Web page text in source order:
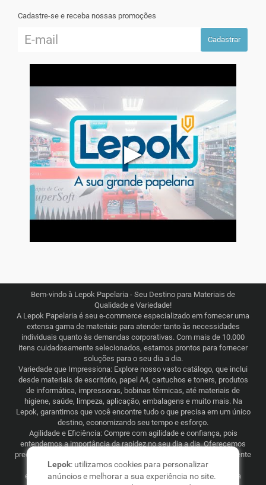
Cadastre-se e receba nossas promoções
Cadastrar
▶
Bem-vindo à Lepok Papelaria - Seu Destino para Materiais de
Qualidade e Variedade!
A Lepok Papelaria é seu e-commerce especializado em fornecer uma
extensa gama de materiais para atender tanto às necessidades
individuais quanto às demandas corporativas. Com mais de 10.000
itens cuidadosamente selecionados, estamos prontos para fornecer
soluções para o seu dia a dia.
Variedade que Impressiona: Explore nosso vasto catálogo, que inclui
desde materiais de escritório, papel A4, cartuchos e toners, produtos
de informática, impressoras, bobinas térmicas, até materiais de
higiene, saúde, limpeza, aplicação, embalagens e muito mais. Na
Lepok, garantimos que você encontre tudo o que precisa em um único
destino, economizando seu tempo e esforço.
Agilidade e Eficiência: Compre com agilidade e confiança, pois
entendemos a importância da rapidez no seu dia a dia. Oferecemos
preços justos e competitivos, combinados com uma logística eficiente
que abrange todo o Brasil. Seja para consumo recorrente ou
esporádico, a Lepok Papelaria está comprometida em tornar sua
Lepok: utilizamos cookies para personalizar
anúncios e melhorar a sua experiência no site.